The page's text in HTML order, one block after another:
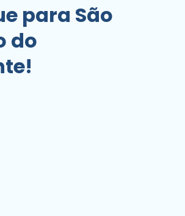
para São
do